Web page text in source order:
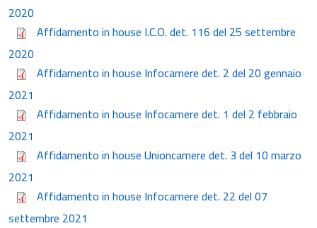
2020
Affidamento in house I.C.O. det. 116 del 25 settembre
2020
Affidamento in house Infocamere det. 2 del 20 gennaio
2021
Affidamento in house Infocamere det. 1 del 2 febbraio
2021
Affidamento in house Unioncamere det. 3 del 10 marzo
2021
Affidamento in house Infocamere det. 22 del 07
settembre 2021